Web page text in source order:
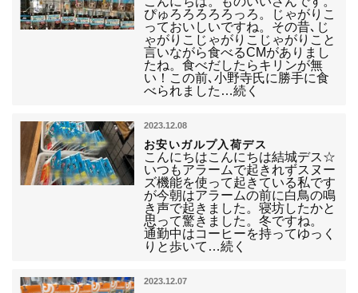
ぴゅろろろろろっろ。じゃがりこ
っておいしいですね。その昔､じ
ゃがりこじゃがりこじゃがりこと
言いながら食べるCMがありまし
たね。食べだしたらキリンが無
い！この前､小野寺氏に勝手に食
べられました…続く
2023.12.08
お安いガルプ入荷デス
こんにちはこんにちは結城デス☆
いつもアラームで起きれずスヌー
ズ機能を使って起きている私です
が今朝はアラームの前に白鳥の鳴
き声で起きました。寝坊したかと
思って驚きました。冬ですね。
通勤中はコーヒーを持ってゆっく
りと歩いて…続く
2023.12.07